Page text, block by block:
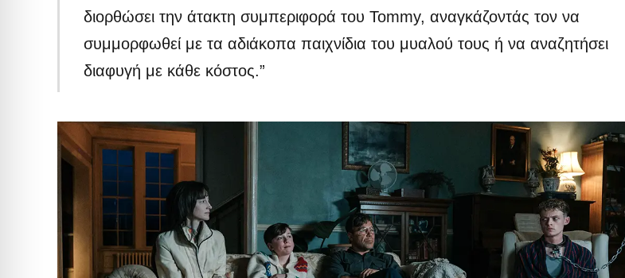
διορθώσει την άτακτη συμπεριφορά του Tommy, αναγκάζοντάς τον να
συμμορφωθεί με τα αδιάκοπα παιχνίδια του μυαλού τους ή να αναζητήσει
διαφυγή με κάθε κόστος.”